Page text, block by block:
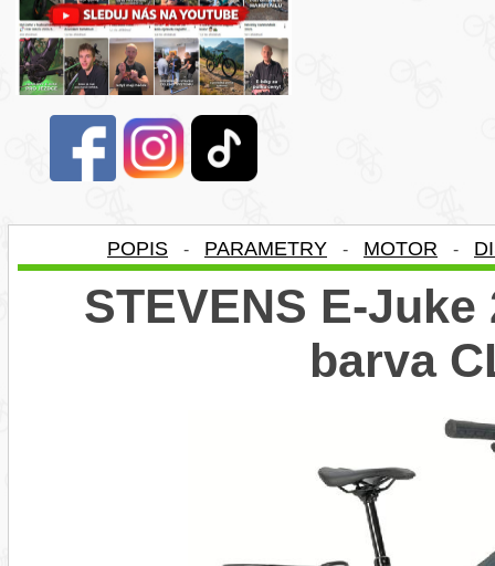
POPIS - PARAMETRY - MOTOR -
STEVENS E-Juke
barva